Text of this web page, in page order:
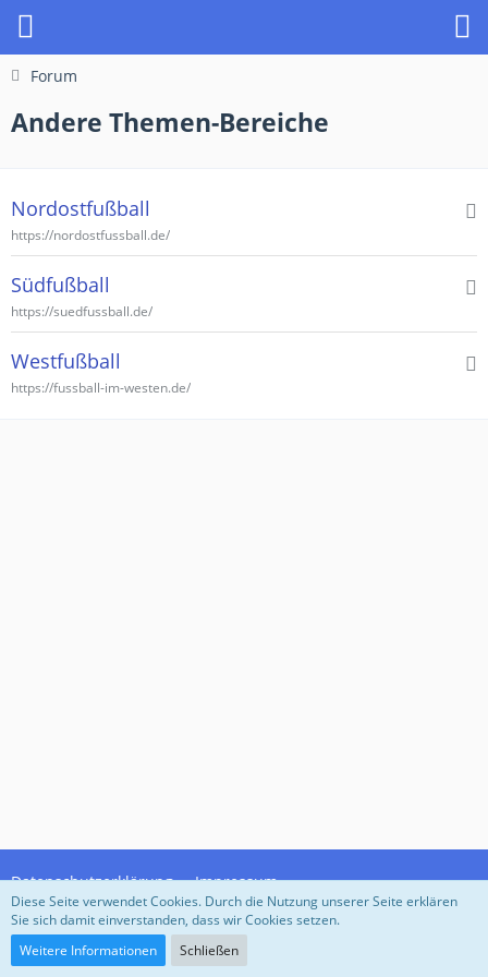
Forum
Andere Themen-Bereiche
Nordostfußball
https://nordostfussball.de/
Südfußball
https://suedfussball.de/
Westfußball
https://fussball-im-westen.de/
Datenschutzerklärung Impressum
Community-Software:
Diese Seite verwendet Cookies. Durch die Nutzung unserer Seite erklären
Sie sich damit einverstanden, dass wir Cookies setzen.
Weitere Informationen
Schließen